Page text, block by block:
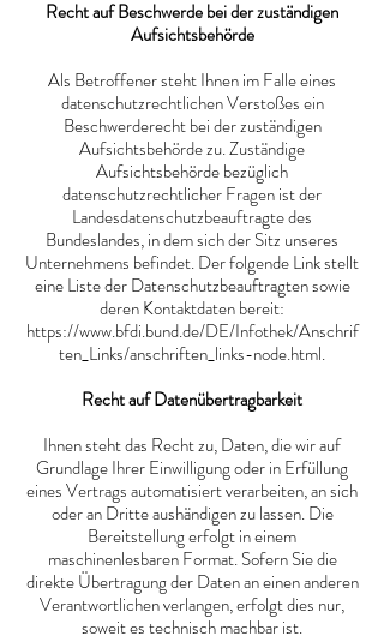
Recht auf Beschwerde bei der zuständigen
Aufsichtsbehörde
Als Betroffener steht Ihnen im Falle eines
datenschutzrechtlichen Verstoßes ein
Beschwerderecht bei der zuständigen
Aufsichtsbehörde zu. Zuständige
Aufsichtsbehörde bezüglich
datenschutzrechtlicher Fragen ist der
Landesdatenschutzbeauftragte des
Bundeslandes, in dem sich der Sitz unseres
Unternehmens befindet. Der folgende Link stellt
eine Liste der Datenschutzbeauftragten sowie
deren Kontaktdaten bereit:
https://www.bfdi.bund.de/DE/Infothek/Anschrif
ten_Links/anschriften_links-node.html.
Recht auf Datenübertragbarkeit
Ihnen steht das Recht zu, Daten, die wir auf
Grundlage Ihrer Einwilligung oder in Erfüllung
eines Vertrags automatisiert verarbeiten, an sich
oder an Dritte aushändigen zu lassen. Die
Bereitstellung erfolgt in einem
maschinenlesbaren Format. Sofern Sie die
direkte Übertragung der Daten an einen anderen
Verantwortlichen verlangen, erfolgt dies nur,
soweit es technisch machbar ist.